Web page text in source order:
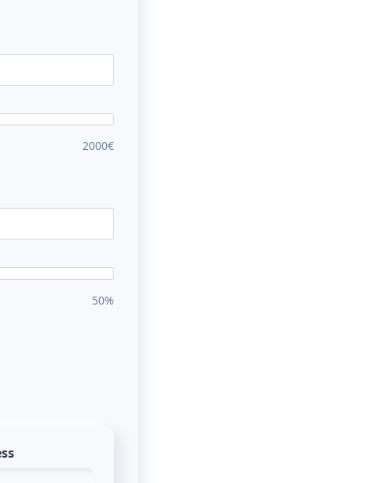
2000€
50%